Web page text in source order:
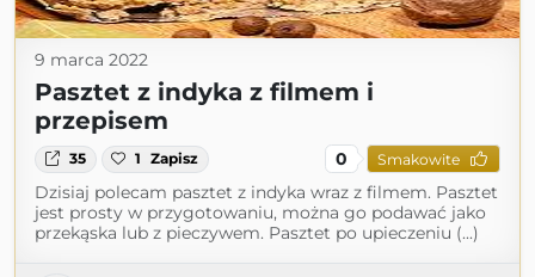
9 marca 2022
Pasztet z indyka z filmem i
przepisem
35 1 Zapisz 0 Smakowite
Dzisiaj polecam pasztet z indyka wraz z filmem. Pasztet
jest prosty w przygotowaniu, można go podawać jako
przekąska lub z pieczywem. Pasztet po upieczeniu (...)